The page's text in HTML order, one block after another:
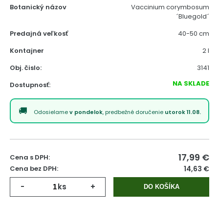
Botanický názov
Vaccinium corymbosum
´Bluegold´
Predajná veľkosť
40-50 cm
Kontajner
2 l
Obj. čislo:
3141
Dostupnosť:
NA SKLADE
Odosielamev pondelok, predbežné doručenie utorok 11.08.
Cena s DPH: 17,99 €
Cena bez DPH: 14,63 €
- ks + DO KOŠÍKA